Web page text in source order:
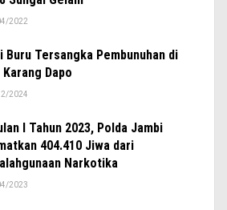
2022
Buru Tersangka Pembunuhan di
Karang Dapo
2024
I Tahun 2023, Polda Jambi
404.410 Jiwa dari
Narkotika
2023